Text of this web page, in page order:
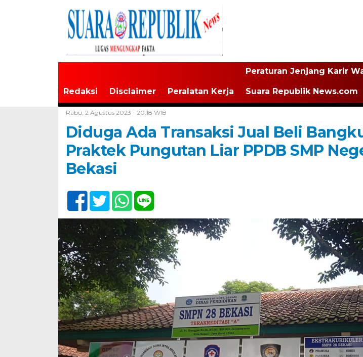
Redaksi Disclaimer Peralatan Kerja
Peraturan Jenjang Karir
Suara Republik News.com
Rabu, 2 Agustus 2023 - 20:18 WIB
Diduga Ada Transaksi Jual Beli
Praktek Pungutan Liar PPDB SMP
Bekasi